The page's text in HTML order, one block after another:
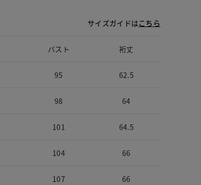
サイズガイドはこちら
バスト 裄丈
95 62.5
98 64
101 64.5
104 66
107 66